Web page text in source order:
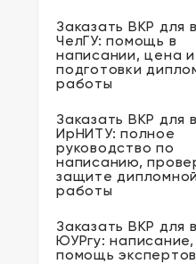
Заказать ВКР для
ЧелГУ: помощь в
написании, цена
подготовки
работы
Заказать ВКР для
ИрНИТУ: полное
руководство по
написанию,
защите дипломной
работы
Заказать ВКР для
ЮУРгу:
помощь экспертов